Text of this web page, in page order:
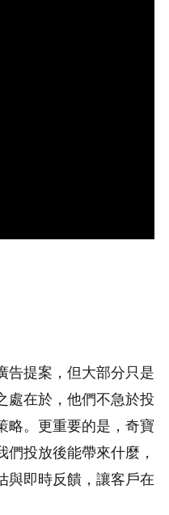
告提案，但大部分只是
處在於，他們不急於投
略。更重要的是，奇寶
投放後能帶來什麼，
與即時反饋，讓客戶在